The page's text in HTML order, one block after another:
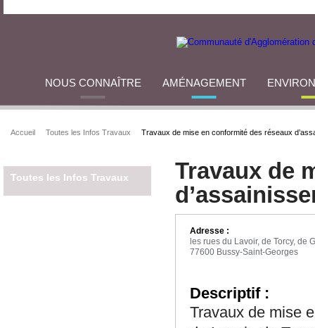
NOUS CONNAÎTRE AMÉNAGEMENT
Accueil Toutes les Infos Travaux Travaux de mise en conformité des réseaux
Toutes les Infos Travaux
Travaux de
Adresse :
les rues du Lavoir, de Torcy, de
77600 Bussy-Saint-Georges
Descriptif :
Travaux de mise